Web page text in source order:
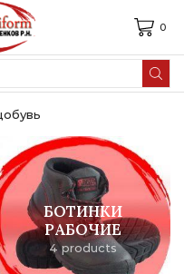
0
БОТИНКИ
РАБОЧИЕ
4 products